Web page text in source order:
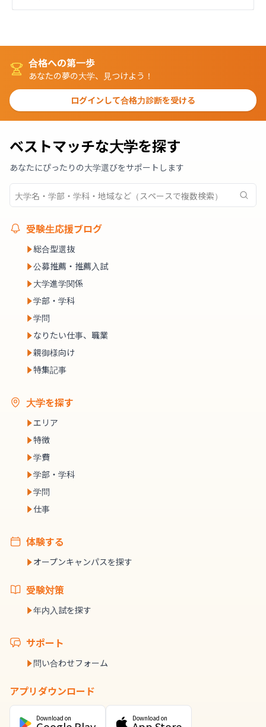
合格への第一歩
あなたの夢の大学、見つけよう！
ログインして合格力診断を受ける
ベストマッチな大学を探す
あなたにぴったりの大学選びをサポートします
受験生応援ブログ
総合型選抜
公募推薦・推薦入試
大学進学関係
学部・学科
学問
なりたい仕事、職業
親御様向け
特集記事
大学を探す
エリア
特徴
学費
学部・学科
学問
仕事
体験する
オープンキャンパスを探す
受験対策
年内入試を探す
サポート
問い合わせフォーム
アプリダウンロード
Download on Download on